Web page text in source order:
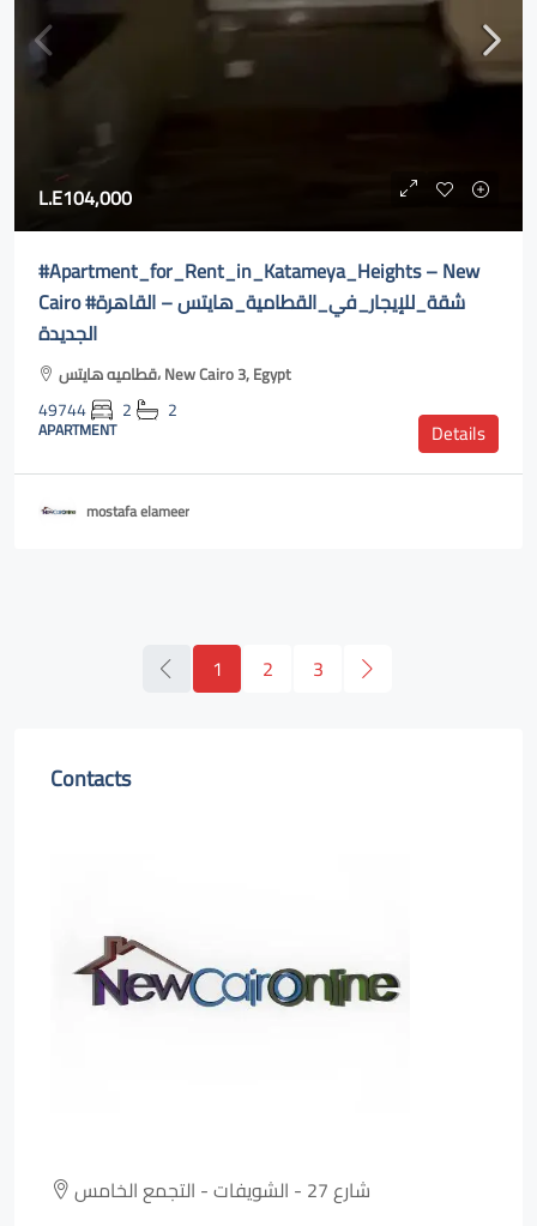
L.E104,000
#Apartment_for_Rent_in_Katameya_Heights – New
Cairo #شقة_للإيجار_في_القطامية_هايتس – القاهرة
الجديدة
قطاميه هايتس، New Cairo 3, Egypt
49744 2 2
APARTMENT Details
mostafa elameer
1 2 3
Contacts
شارع 27 - الشويفات - التجمع الخامس